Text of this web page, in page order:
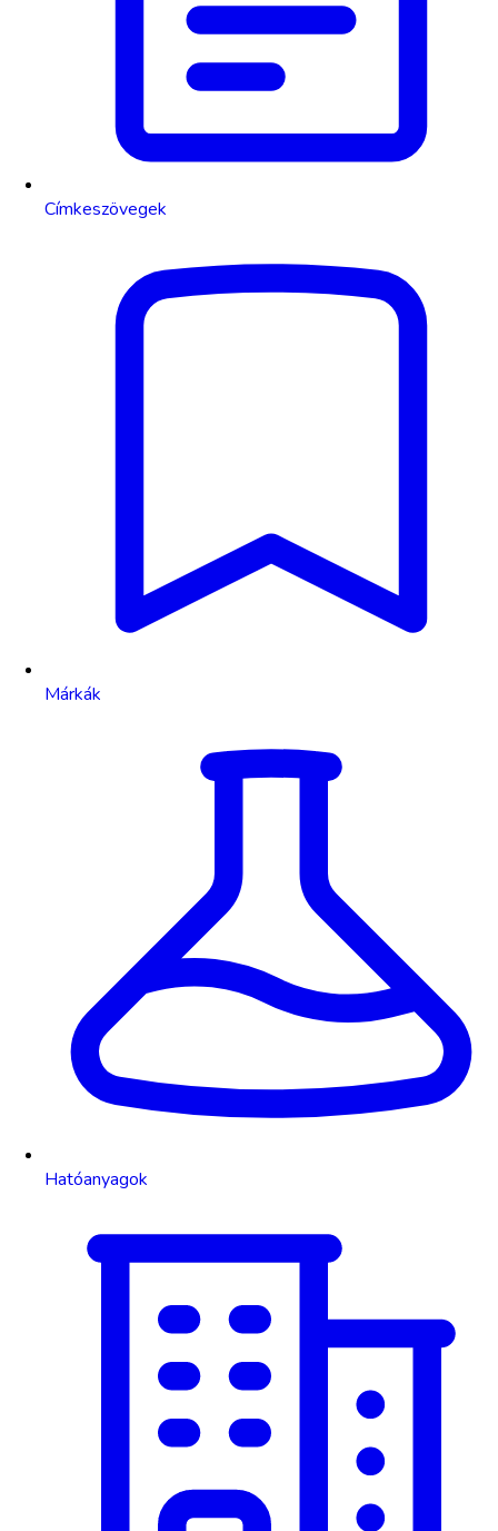
Címkeszövegek
Márkák
Hatóanyagok